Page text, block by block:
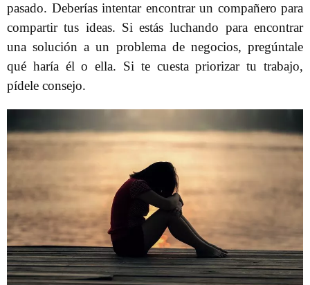
pasado. Deberías intentar encontrar un compañero para
compartir tus ideas. Si estás luchando para encontrar
una solución a un problema de negocios, pregúntale
qué haría él o ella. Si te cuesta priorizar tu trabajo,
pídele consejo.